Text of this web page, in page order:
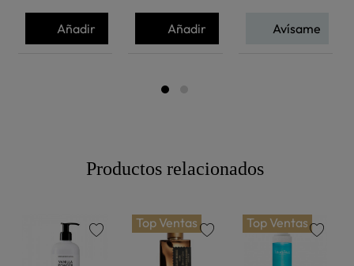
Añadir Añadir Avísame
Productos relacionados
Top Ventas Top Ventas